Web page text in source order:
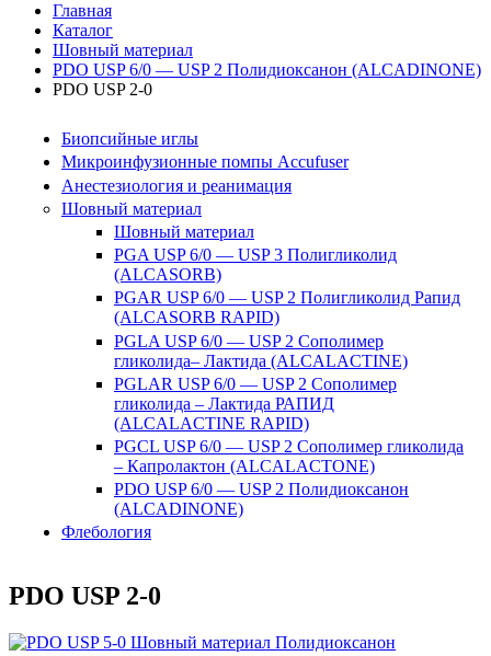
Главная
Каталог
Шовный материал
PDO USP 6/0 — USP 2 Полидиоксанон (ALCADINONE)
PDO USP 2-0
Биопсийные иглы
Микроинфузионные помпы Accufuser
Анестезиология и реанимация
Шовный материал
Шовный материал
PGA USP 6/0 — USP 3 Полигликолид
(ALCASORB)
PGAR USP 6/0 — USP 2 Полигликолид Рапид
(ALCASORB RAPID)
PGLA USP 6/0 — USP 2 Сополимер
гликолида– Лактида (ALCALACTINE)
PGLAR USP 6/0 — USP 2 Сополимер
гликолида – Лактида РАПИД
(ALCALACTINE RAPID)
PGCL USP 6/0 — USP 2 Сополимер гликолида
– Капролактон (ALCALACTONE)
PDO USP 6/0 — USP 2 Полидиоксанон
(ALCADINONE)
Флебология
PDO USP 2-0